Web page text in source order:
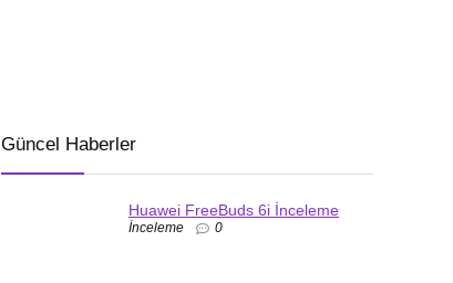
Güncel Haberler
Huawei FreeBuds 6i İnceleme
İnceleme 0